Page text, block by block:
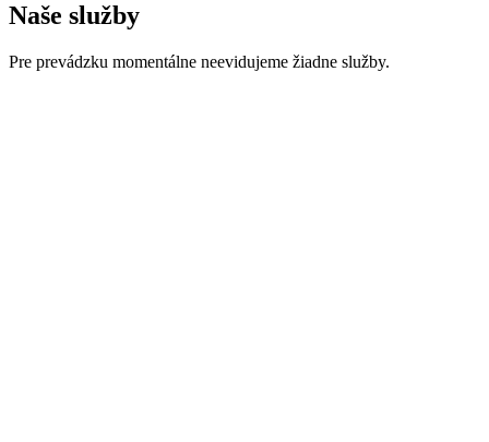
Naše služby
Pre prevádzku momentálne neevidujeme žiadne služby.